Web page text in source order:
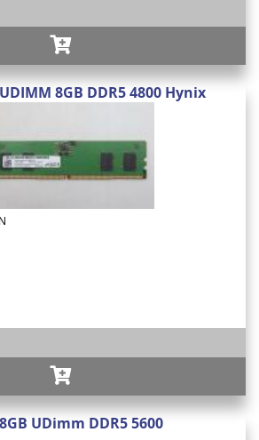
8GB DDR5 4800 Hynix
UDimm DDR5 5600